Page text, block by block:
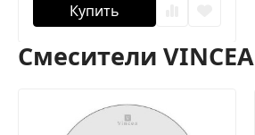
Купить
Смесители VINCEA